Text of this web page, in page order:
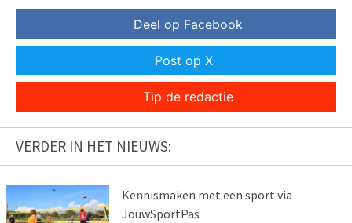
Deel op Facebook
Post op X
Tip de redactie
VERDER IN HET NIEUWS:
Kennismaken met een sport via
JouwSportPas